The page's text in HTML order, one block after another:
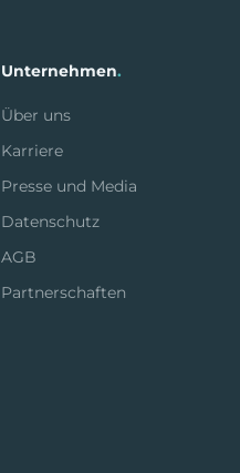
Unternehmen.
Über uns
Karriere
Presse und Media
Datenschutz
AGB
Partnerschaften